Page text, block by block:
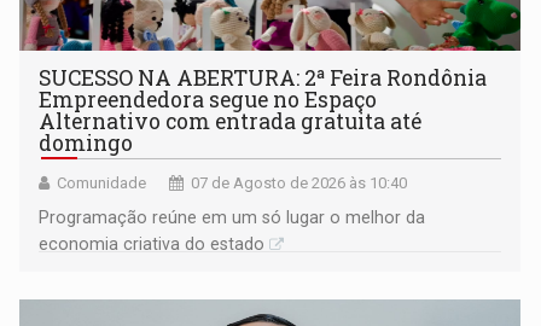
SUCESSO NA ABERTURA: 2ª Feira Rondônia
Empreendedora segue no Espaço
Alternativo com entrada gratuita até
domingo
Comunidade 07 de Agosto de 2026 às 10:40
Programação reúne em um só lugar o melhor da
economia criativa do estado